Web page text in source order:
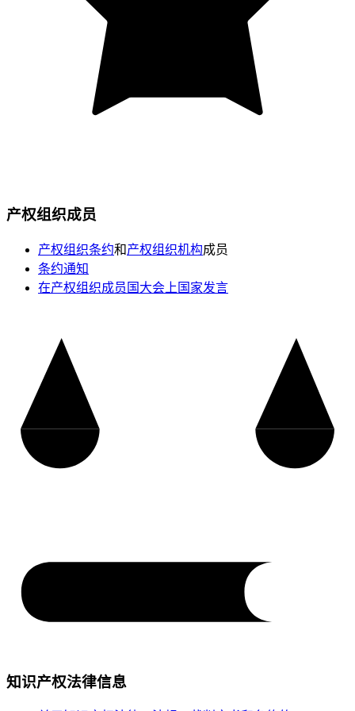
产权组织成员
产权组织条约和产权组织机构成员
条约通知
在产权组织成员国大会上国家发言
知识产权法律信息